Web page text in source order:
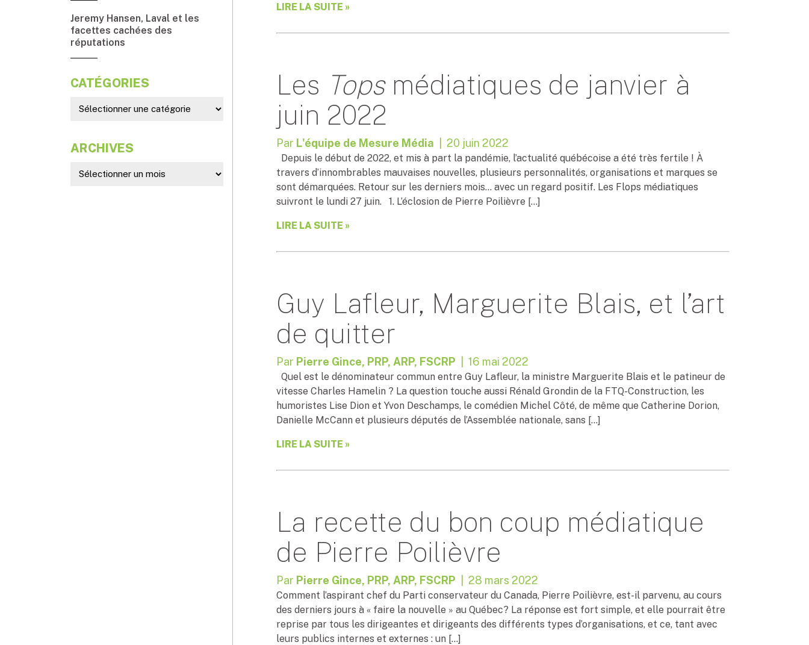
Jeremy Hansen, Laval et les
facettes cachées des
réputations
CATÉGORIES
ARCHIVES
LIRE LA SUITE »
Les Topsmédiatiques de janvier à
juin 2022
Par L'équipe de Mesure Média | 20 juin 2022
Depuis le début de 2022, et mis à part la pandémie, l’actualité québécoise a été très fertile ! À
travers d’innombrables mauvaises nouvelles, plusieurs personnalités, organisations et marques se
sont démarquées. Retour sur les derniers mois… avec un regard positif. Les Flops médiatiques
suivront le lundi 27 juin. 1. L’éclosion de Pierre Poilièvre […]
LIRE LA SUITE »
Guy Lafleur, Marguerite Blais, et l’art
de quitter
Par Pierre Gince, PRP, ARP, FSCRP | 16 mai 2022
Quel est le dénominateur commun entre Guy Lafleur, la ministre Marguerite Blais et le patineur de
vitesse Charles Hamelin ? La question touche aussi Rénald Grondin de la FTQ-Construction, les
humoristes Lise Dion et Yvon Deschamps, le comédien Michel Côté, de même que Catherine Dorion,
Danielle McCann et plusieurs députés de l’Assemblée nationale, sans […]
LIRE LA SUITE »
La recette du bon coup médiatique
de Pierre Poilièvre
Par Pierre Gince, PRP, ARP, FSCRP | 28 mars 2022
Comment l’aspirant chef du Parti conservateur du Canada, Pierre Poilièvre, est-il parvenu, au cours
des derniers jours à « faire la nouvelle » au Québec? La réponse est fort simple, et elle pourrait être
reprise par tous les dirigeantes et dirigeants des différents types d’organisations, et ce, tant avec
leurs publics internes et externes : un […]